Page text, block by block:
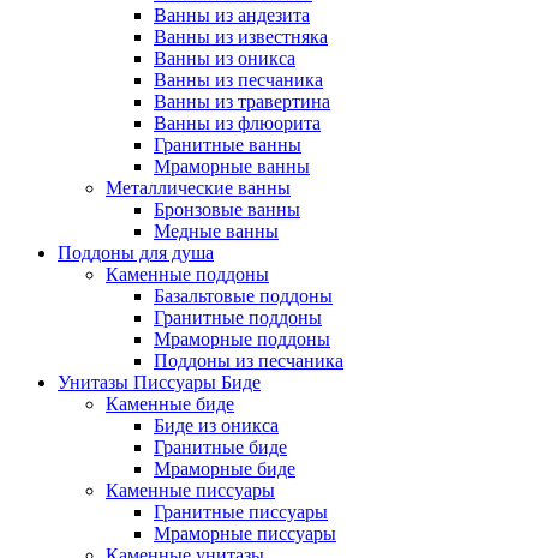
Ванны из андезита
Ванны из известняка
Ванны из оникса
Ванны из песчаника
Ванны из травертина
Ванны из флюорита
Гранитные ванны
Мраморные ванны
Металлические ванны
Бронзовые ванны
Медные ванны
Поддоны для душа
Каменные поддоны
Базальтовые поддоны
Гранитные поддоны
Мраморные поддоны
Поддоны из песчаника
Унитазы Писсуары Биде
Каменные биде
Биде из оникса
Гранитные биде
Мраморные биде
Каменные писсуары
Гранитные писсуары
Мраморные писсуары